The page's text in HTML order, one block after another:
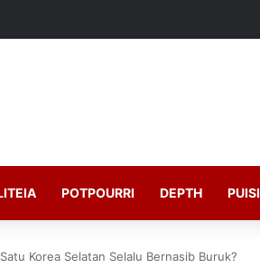
POTPOURRI DEPTH PUISI
Korea Selatan Selalu Bernasib Buruk?